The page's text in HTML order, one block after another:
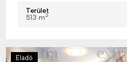
Terület
513 m2
Eladó